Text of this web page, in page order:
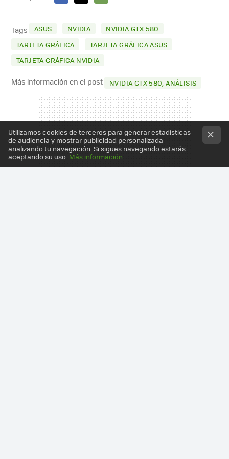
FACEBOOK
X
E-
MAIL
Tags ASUS NVIDIA
NVIDIA GTX 580
TARJETA GRÁFICA
TARJETA GRÁFICA ASUS
TARJETA GRÁFICA NVIDIA
Más información en el post NVIDIA GTX 580, ANÁLISIS
Utilizamos cookies de terceros para generar estadísticas
de audiencia y mostrar publicidad personalizada
analizando tu navegación. Si sigues navegando estarás
aceptando su uso. Más información